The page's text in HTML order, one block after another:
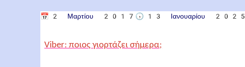
📅 2 Μαρτίου 2017 🕟 13 Ιανουαρίου 2025
Viber: ποιος γιορτάζει σήμερα;